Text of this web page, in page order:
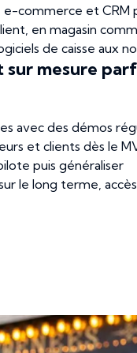
e-commerce et
en magasin
de caisse aux
mesure
avec des démos
et clients dès le
puis généraliser
le long terme,